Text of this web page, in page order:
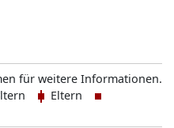
für weitere Informationen.
Eltern